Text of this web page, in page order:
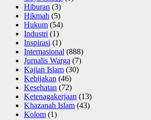
Hiburan (3)
Hikmah (5)
Hukum (54)
Industri (1)
Inspirasi (1)
Internasional (888)
Jurnalis Warga (7)
Kajian Islam (30)
Kebijakan (46)
Kesehatan (72)
Ketenagakerjaan (13)
Khazanah Islam (43)
Kolom (1)